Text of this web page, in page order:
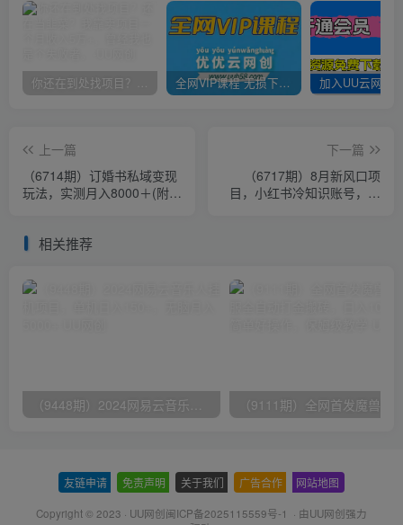
你还在到处找项目？还在当韭菜？我靠卖项目一个月收入5万+，曾经我也是个失败者。 全网VIP课程 无损下载~
上一篇
（6714期）订婚书私域变现
玩法，实测月入8000＋(附带
下一篇
（6717期）8月新风口项
目，小红书冷知识账号，无
相关推荐
友链申请 免责声明 关于我们 广告合作 网站地图
Copyright © 2023 · UU网创闽ICP备2025115559号-1 · 由UU网创强力